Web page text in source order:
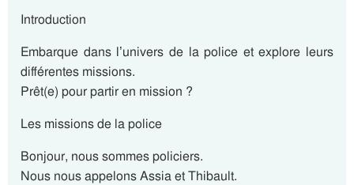
Introduction
Embarque dans l’univers de la police et explore leurs
différentes missions.
Prêt(e) pour partir en mission ?
Les missions de la police
Bonjour, nous sommes policiers.
Nous nous appelons Assia et Thibault.